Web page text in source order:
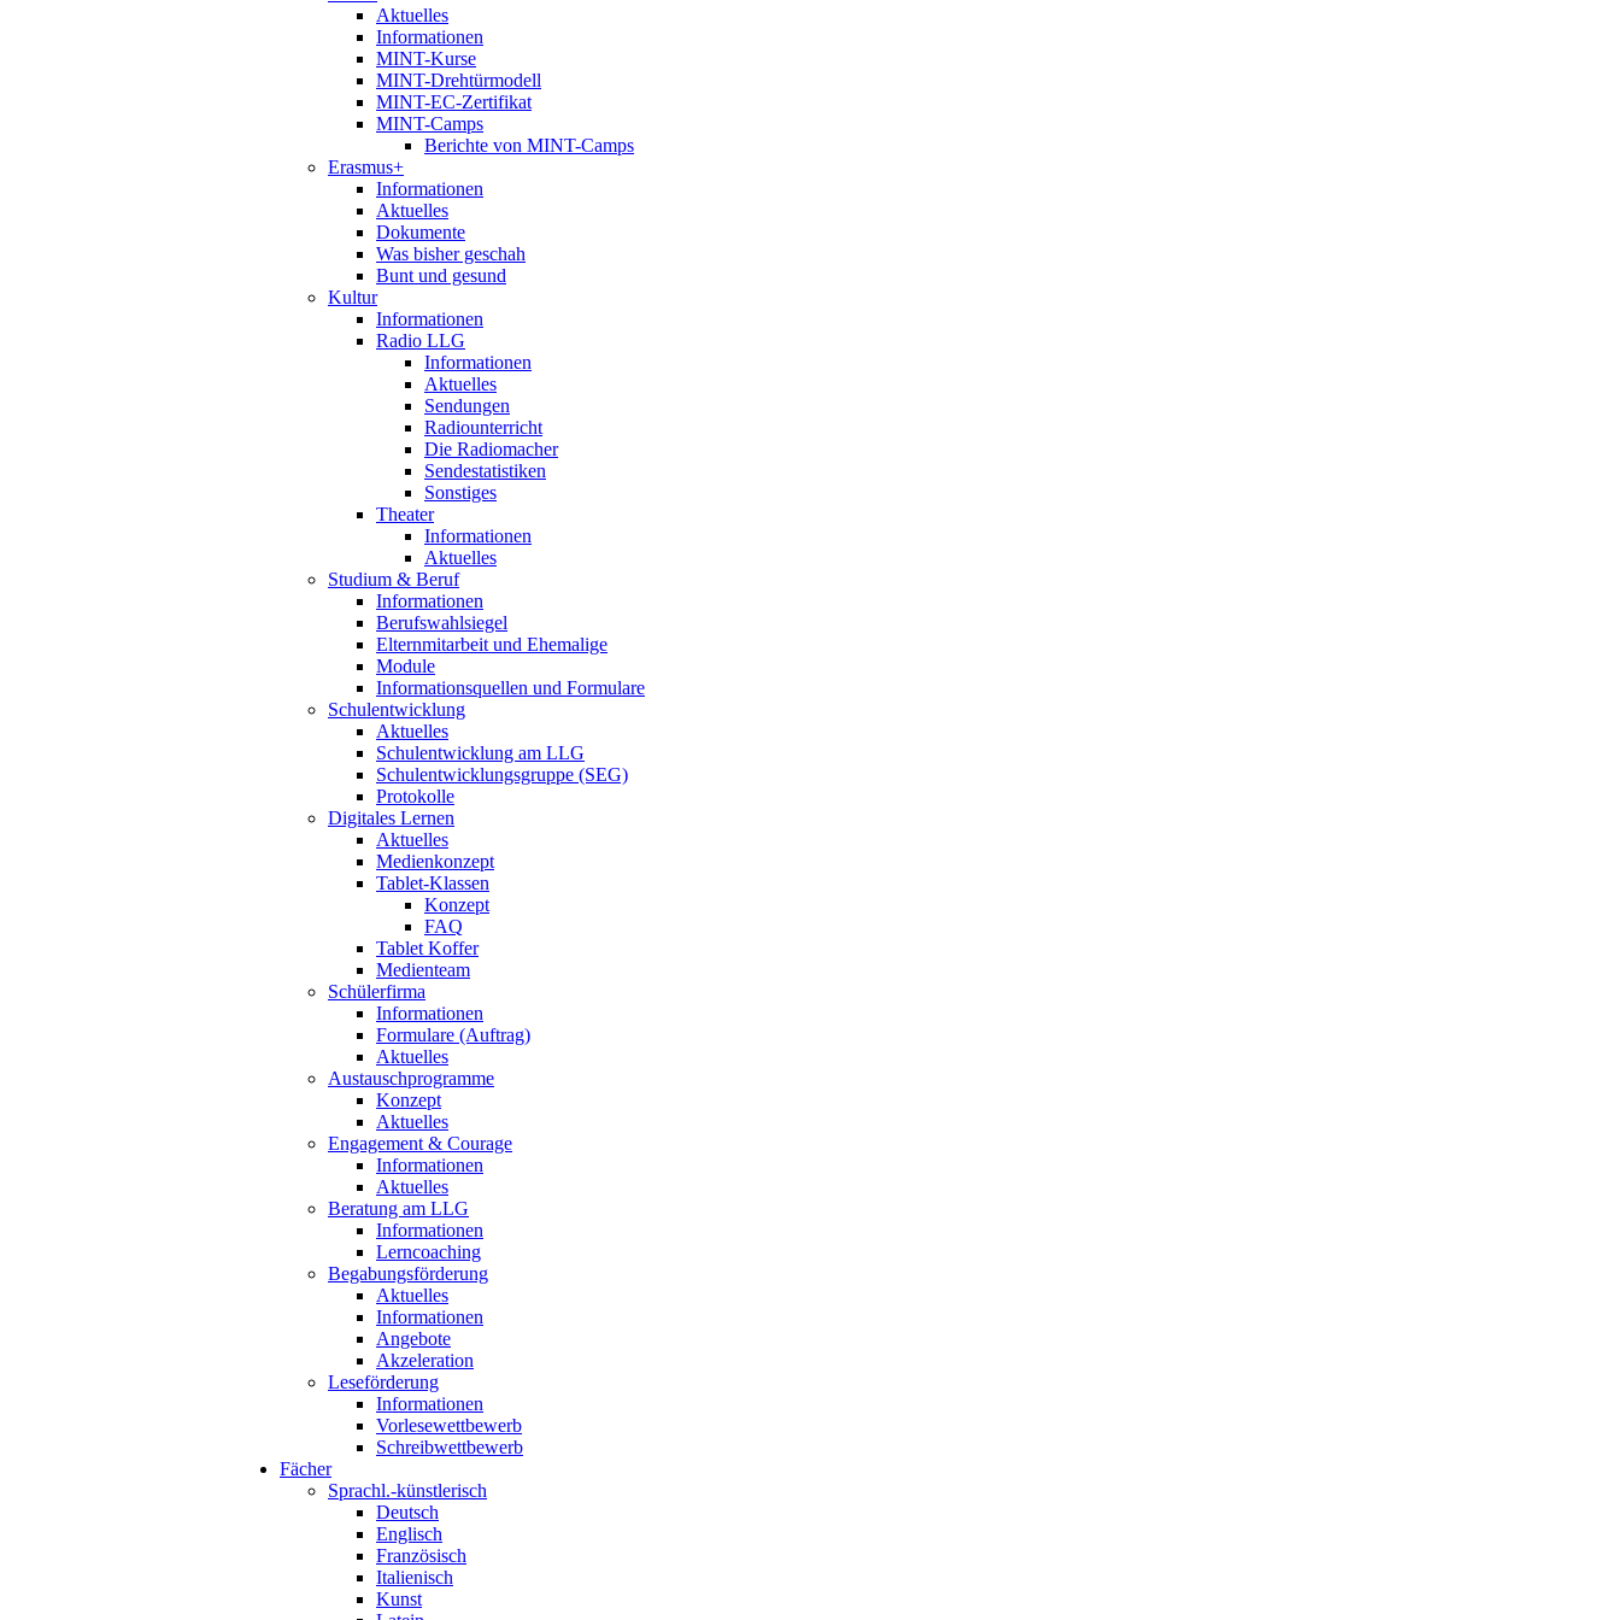
Aktuelles
Informationen
MINT-Kurse
MINT-Drehtürmodell
MINT-EC-Zertifikat
MINT-Camps
Berichte von MINT-Camps
Erasmus+
Informationen
Aktuelles
Dokumente
Was bisher geschah
Bunt und gesund
Kultur
Informationen
Radio LLG
Informationen
Aktuelles
Sendungen
Radiounterricht
Die Radiomacher
Sendestatistiken
Sonstiges
Theater
Informationen
Aktuelles
Studium & Beruf
Informationen
Berufswahlsiegel
Elternmitarbeit und Ehemalige
Module
Informationsquellen und Formulare
Schulentwicklung
Aktuelles
Schulentwicklung am LLG
Schulentwicklungsgruppe (SEG)
Protokolle
Digitales Lernen
Aktuelles
Medienkonzept
Tablet-Klassen
Konzept
FAQ
Tablet Koffer
Medienteam
Schülerfirma
Informationen
Formulare (Auftrag)
Aktuelles
Austauschprogramme
Konzept
Aktuelles
Engagement & Courage
Informationen
Aktuelles
Beratung am LLG
Informationen
Lerncoaching
Begabungsförderung
Aktuelles
Informationen
Angebote
Akzeleration
Leseförderung
Informationen
Vorlesewettbewerb
Schreibwettbewerb
Fächer
Sprachl.-künstlerisch
Deutsch
Englisch
Französisch
Italienisch
Kunst